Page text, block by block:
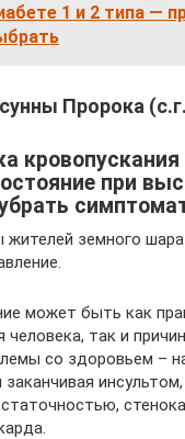
1 и 2 типа —
Пророка
при
жителей земного
может быть как
так и
со здоровьем –